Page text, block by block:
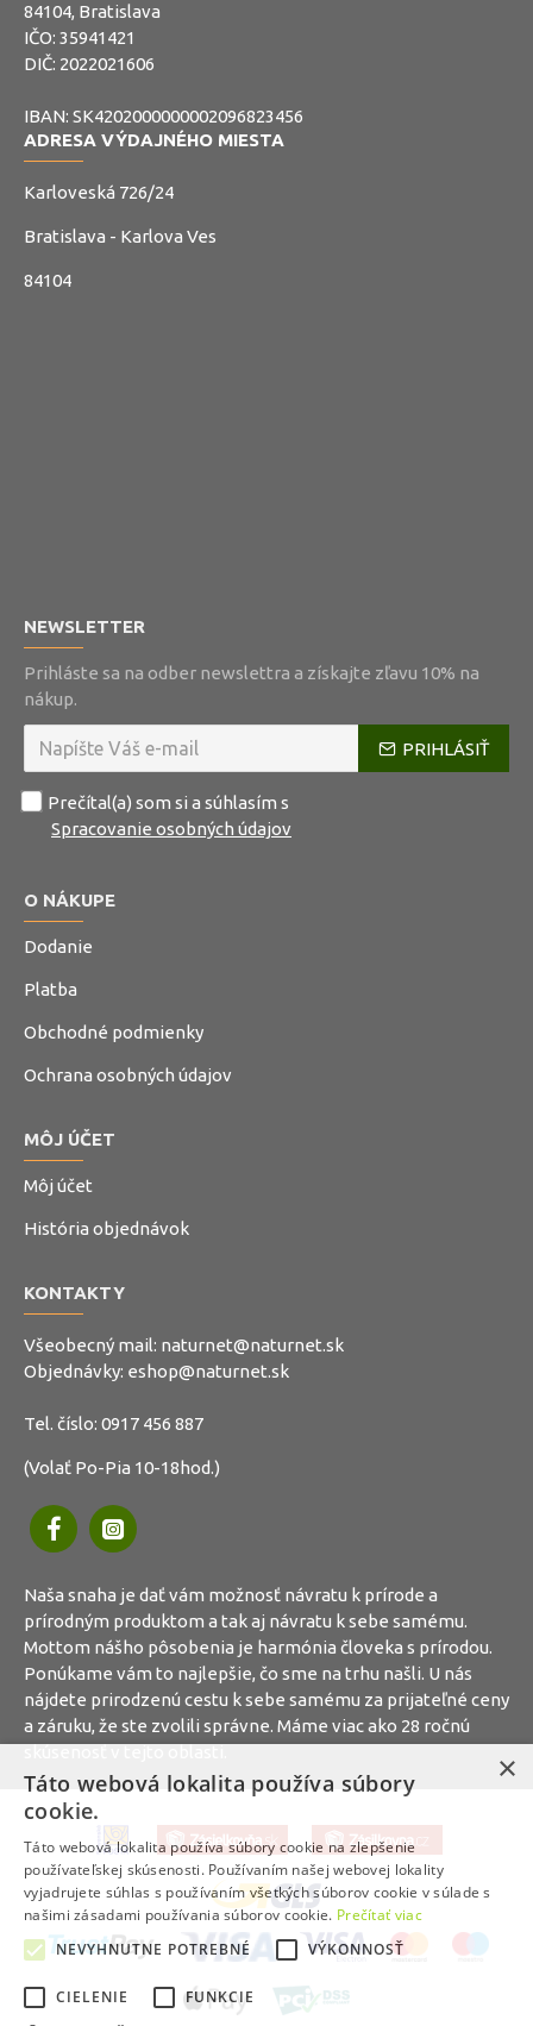
84104, Bratislava
IČO: 35941421
DIČ: 2022021606
IBAN: SK4202000000002096823456
ADRESA VÝDAJNÉHO MIESTA
Karloveská 726/24
Bratislava - Karlova Ves
84104
NEWSLETTER
Prihláste sa na odber newslettra a získajte zľavu 10% na
nákup.
PRIHLÁSIŤ
Prečítal(a) som si a súhlasím s
Spracovanie osobných údajov
O NÁKUPE
Dodanie
Platba
Obchodné podmienky
Ochrana osobných údajov
MÔJ ÚČET
Môj účet
História objednávok
KONTAKTY
Všeobecný mail: naturnet@naturnet.sk
Objednávky: eshop@naturnet.sk
Tel. číslo: 0917 456 887
(Volať Po-Pia 10-18hod.)
Naša snaha je dať vám možnosť návratu k prírode a
prírodným produktom a tak aj návratu k sebe samému.
Mottom nášho pôsobenia je harmónia človeka s prírodou.
Ponúkame vám to najlepšie, čo sme na trhu našli. U nás
nájdete prirodzenú cestu k sebe samému za prijateľné ceny
a záruku, že ste zvolili správne. Máme viac ako 28 ročnú
×
Táto webová lokalita používa súbory
cookie.
Táto webová lokalita používa súbory cookie na zlepšenie
používateľskej skúsenosti. Používaním našej webovej lokality
vyjadrujete súhlas s používaním všetkých súborov cookie v súlade s
našimi zásadami používania súborov cookie. Prečítať viac
NEVYHNUTNE POTREBNÉ
VÝKONNOSŤ
CIELENIE
FUNKCIE